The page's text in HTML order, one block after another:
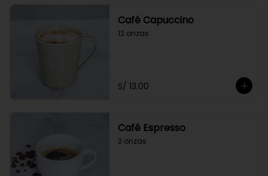
Café Capuccino
12 onzas
S/ 13.00
Café Espresso
2 onzas